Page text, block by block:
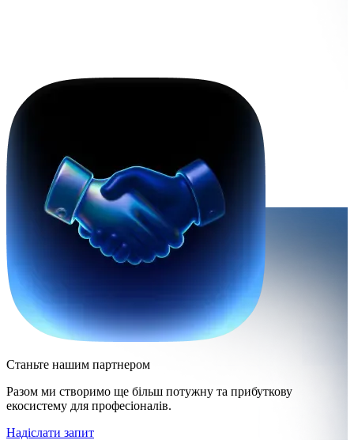
Станьте нашим партнером
Разом ми створимо ще більш потужну та прибуткову
екосистему для професіоналів.
Надіслати запит